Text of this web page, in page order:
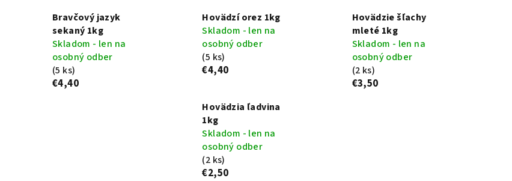
Bravčový jazyk
sekaný 1kg
Skladom - len na
osobný odber
(5 ks)
€4,40
Hovädzí orez 1kg
Skladom - len na
osobný odber
(5 ks)
€4,40
Hovädzie šľachy
mleté 1kg
Skladom - len na
osobný odber
(2 ks)
€3,50
Hovädzia ľadvina
1kg
Skladom - len na
osobný odber
(2 ks)
€2,50